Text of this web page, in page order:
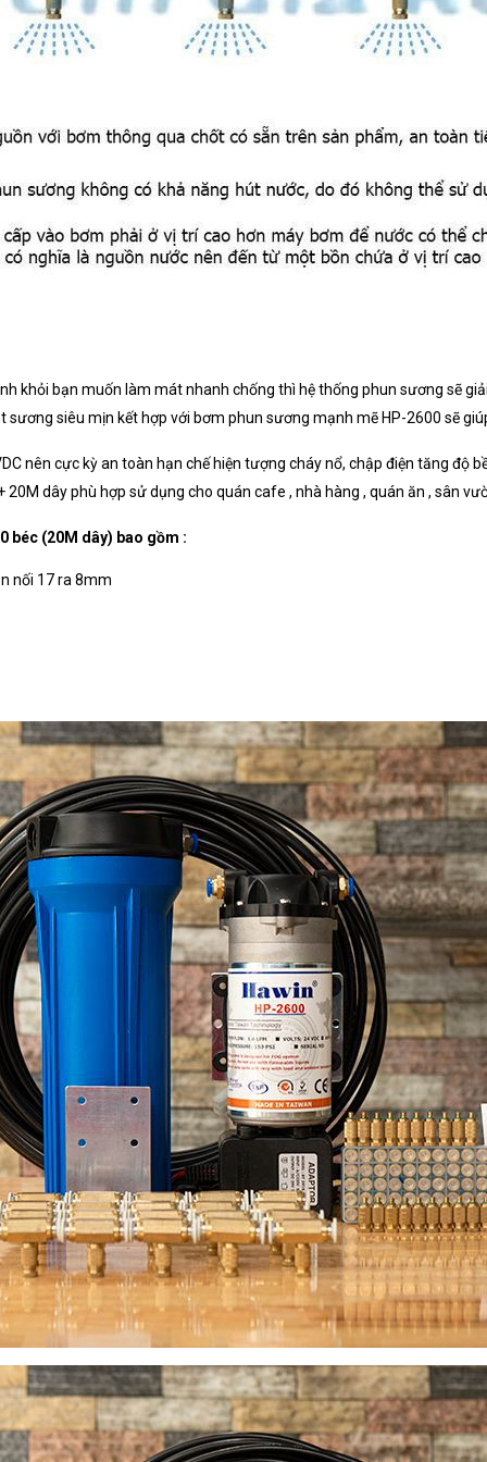
khỏi bạn muốn làm mát nhanh chống thì hệ thống phun sương sẽ
sương siêu mịn kết hợp với bơm phun sương mạnh mẽ HP-2600 sẽ
nên cực kỳ an toàn hạn chế hiện tượng cháy nổ, chập điện tăng độ
dây phù hợp sử dụng cho quán cafe , nhà hàng , quán ăn , sân
béc (20M dây) bao gồm :
nối 17 ra 8mm